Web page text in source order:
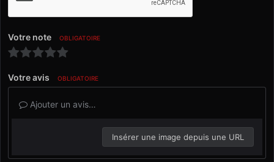
Votre note OBLIGATOIRE
Votre avis OBLIGATOIRE
Ajouter un avis…
Insérer une image depuis une URL